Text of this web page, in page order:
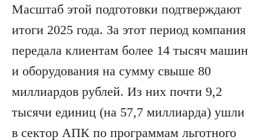
Масштаб этой подготовки подтверждают
итоги 2025 года. За этот период компания
передала клиентам более 14 тысяч машин
и оборудования на сумму свыше 80
миллиардов рублей. Из них почти 9,2
тысячи единиц (на 57,7 миллиарда) ушли
в сектор АПК по программам льготного